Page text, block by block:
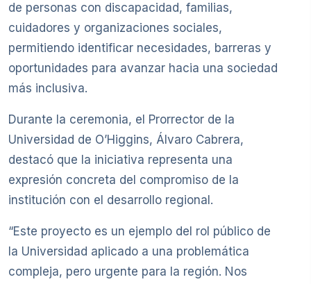
de personas con discapacidad, familias,
cuidadores y organizaciones sociales,
permitiendo identificar necesidades, barreras y
oportunidades para avanzar hacia una sociedad
más inclusiva.
Durante la ceremonia, el Prorrector de la
Universidad de O’Higgins, Álvaro Cabrera,
destacó que la iniciativa representa una
expresión concreta del compromiso de la
institución con el desarrollo regional.
“Este proyecto es un ejemplo del rol público de
la Universidad aplicado a una problemática
compleja, pero urgente para la región. Nos